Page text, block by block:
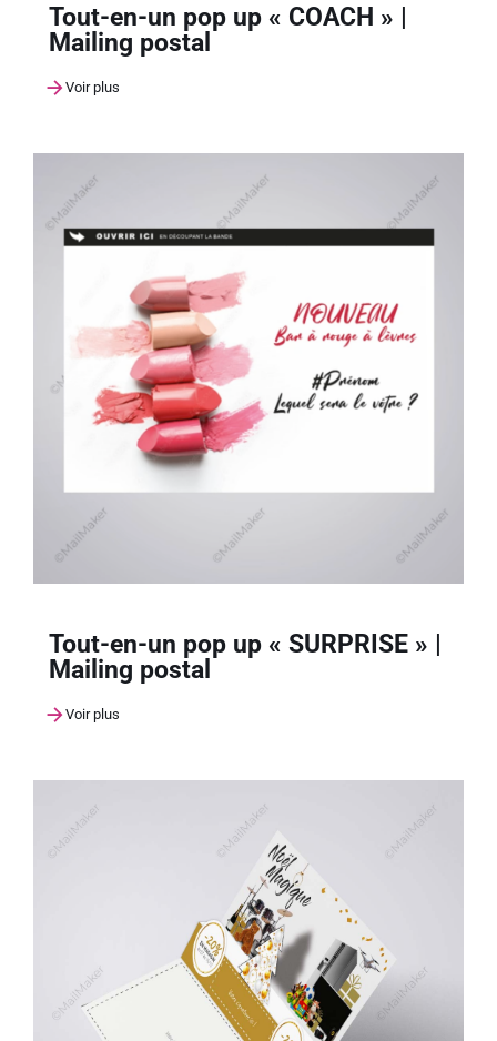
Tout-en-un pop up « COACH » |
Mailing postal
Voir plus
Tout-en-un pop up « SURPRISE » |
Mailing postal
Voir plus